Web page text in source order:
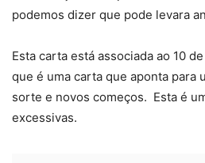
podemos dizer que pode levara
Esta carta está associada ao 10
que é uma carta que aponta para
sorte e novos começos. Esta é
excessivas.